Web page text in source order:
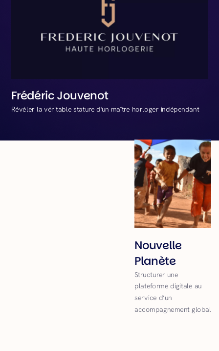
Frédéric Jouvenot
Révéler la véritable stature d'un maître horloger indépendant
Nouvelle
Planète
Structurer une
plateforme digitale au
service d’un
accompagnement global